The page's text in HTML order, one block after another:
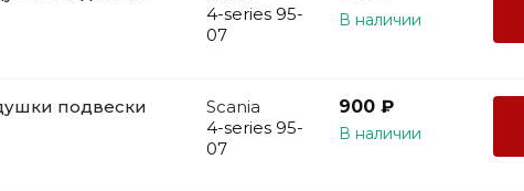
4-series 95-
07
В наличии
подвески
Scania
4-series 95-
07
900 ₽
В наличии